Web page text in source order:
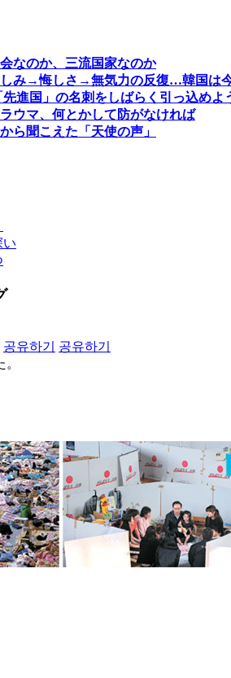
なのか、三流国家なのか
しみ→悔しさ→無気力の反復…韓国は今
先進国」の名刺をしばらく引っ込めよ
ウマ、何とかして防がなければ
ら聞こえた「天使の声」
い
공유하기
공유하기